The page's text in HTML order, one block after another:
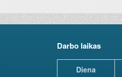
Darbo laikas
Diena